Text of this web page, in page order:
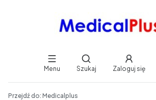
Menu
Otwórz wyszukiwarkę
Szukaj Zaloguj się
Przejdź do: Medicalplus